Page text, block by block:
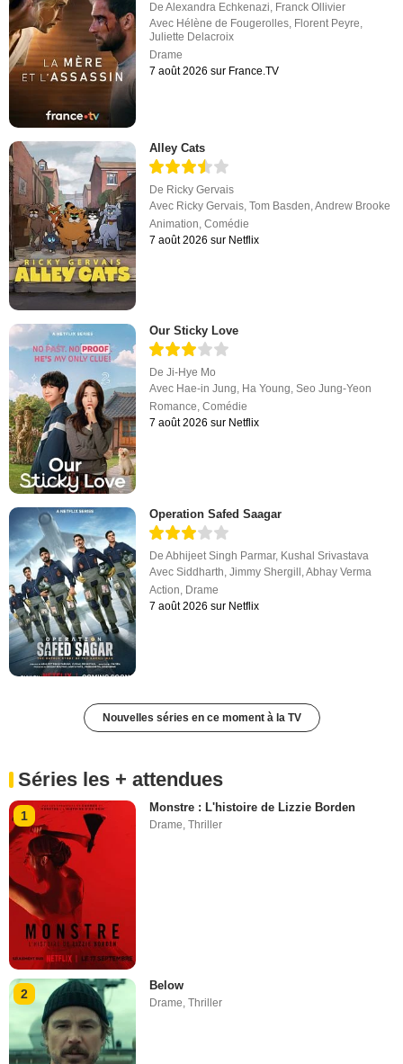
DeAlexandra Echkenazi Franck Ollivier
Avec Hélène de Fougerolles Florent Peyre
Juliette Delacroix
Drame
7 août 2026 sur France.TV
Alley Cats
De Ricky Gervais
Avec Ricky Gervais,Tom Basden,Andrew Brooke
Animation,Comédie
7 août 2026 sur Netflix
Our Sticky Love
DeJi-Hye Mo
Avec Hae-in Jung, Ha Young,Seo Jung-Yeon
Romance,Comédie
7 août 2026 sur Netflix
Operation Safed Saagar
DeAbhijeet Singh Parmar, Kushal Srivastava
AvecSiddharth ,Jimmy Shergill ,Abhay Verma
Action Drame
7 août 2026 sur Netflix
Nouvelles séries en ce moment à la TV
Séries les + attendues
1
Monstre : L'histoire de Lizzie Borden
Drame,Thriller
2
Below
Drame,Thriller